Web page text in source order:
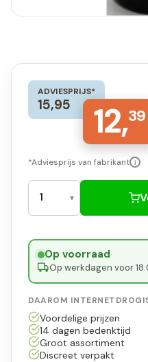
ADVIESPRIJS*
15,95 12,39
*Adviesprijs van fabrikant i
Op voorraad·
Op werkdagen voor
DAAROM
Voordelige prijzen
14 dagen bedenktijd
Groot assortiment
Discreet verpakt